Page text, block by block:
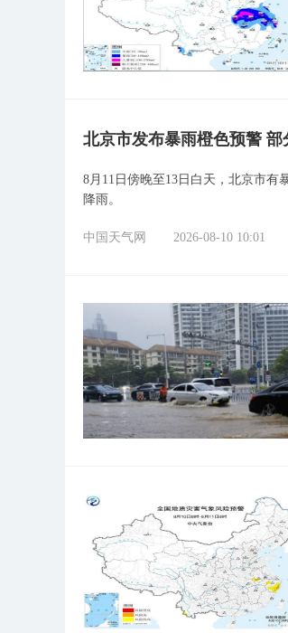
北京市发布暴雨橙色预警
8月11日傍晚至13日白天，北京市有
降雨。
中国天气网 2026-08-10 10:01